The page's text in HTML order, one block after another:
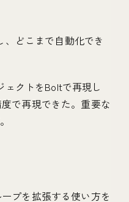
、どこまで自動化でき
クトをBoltで再現し
で再現できた。重要な
プを拡張する使い方を